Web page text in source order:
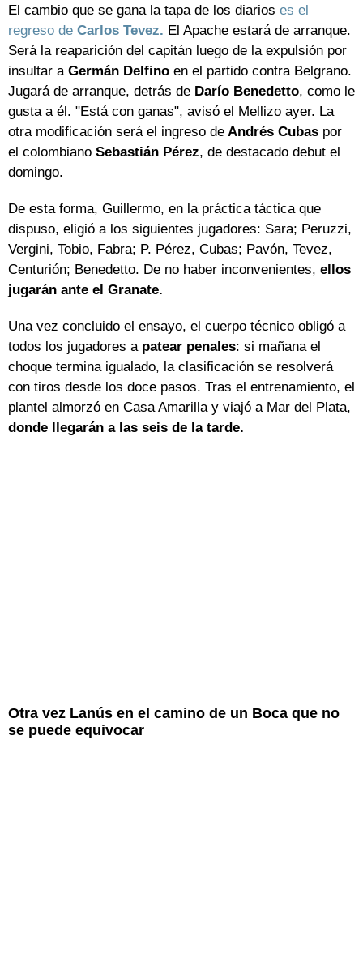
El cambio que se gana la tapa de los diarios es el
regreso de Carlos Tevez. El Apache estará de arranque.
Será la reaparición del capitán luego de la expulsión por
insultar a Germán Delfino en el partido contra Belgrano.
Jugará de arranque, detrás de Darío Benedetto, como le
gusta a él. "Está con ganas", avisó el Mellizo ayer. La
otra modificación será el ingreso de Andrés Cubas por
el colombiano Sebastián Pérez, de destacado debut el
domingo.
De esta forma, Guillermo, en la práctica táctica que
dispuso, eligió a los siguientes jugadores: Sara; Peruzzi,
Vergini, Tobio, Fabra; P. Pérez, Cubas; Pavón, Tevez,
Centurión; Benedetto. De no haber inconvenientes, ellos
jugarán ante el Granate.
Una vez concluido el ensayo, el cuerpo técnico obligó a
todos los jugadores a patear penales: si mañana el
choque termina igualado, la clasificación se resolverá
con tiros desde los doce pasos. Tras el entrenamiento, el
plantel almorzó en Casa Amarilla y viajó a Mar del Plata,
donde llegarán a las seis de la tarde.
Otra vez Lanús en el camino de un Boca que no
se puede equivocar